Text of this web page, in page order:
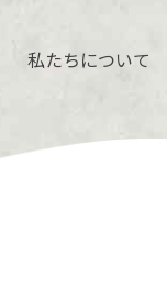
私たちについて